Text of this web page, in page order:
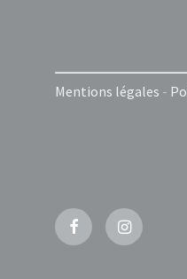
Mentions légales -
FacebookInstagram